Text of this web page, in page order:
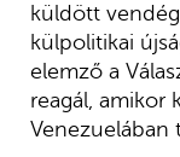
küldött
külpolitikai
elemző a
reagál, amikor
Venezuelában